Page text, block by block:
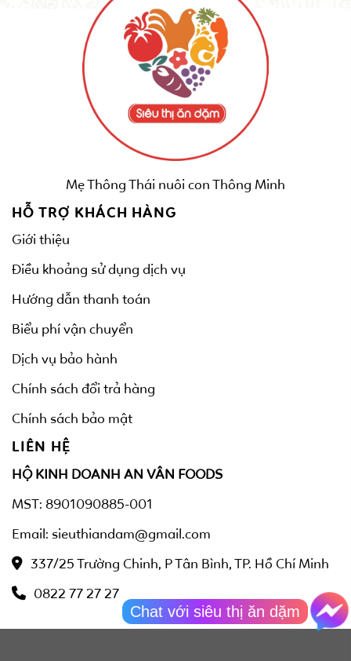
Mẹ Thông Thái nuôi con Thông Minh
HỖ TRỢ KHÁCH HÀNG
Giới thiệu
Điều khoảng sử dụng dịch vụ
Hướng dẫn thanh toán
Biểu phí vận chuyển
Dịch vụ bảo hành
Chính sách đổi trả hàng
Chính sách bảo mật
LIÊN HỆ
HỘ KINH DOANH AN VÂN FOODS
MST: 8901090885-001
Email: sieuthiandam@gmail.com
337/25 Trường Chinh, P Tân Bình, TP. Hồ Chí Minh
0822 77 27 27
Chat với siêu thị ăn dặm